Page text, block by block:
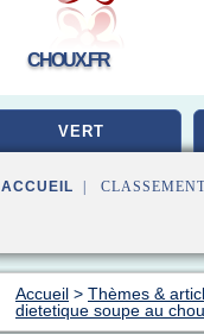
CHOUX.FR
VERT
ACCUEIL |
Accueil > Thèmes &
dietetique soupe au